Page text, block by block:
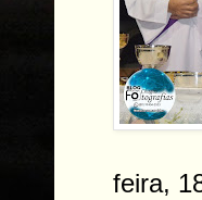
feira,